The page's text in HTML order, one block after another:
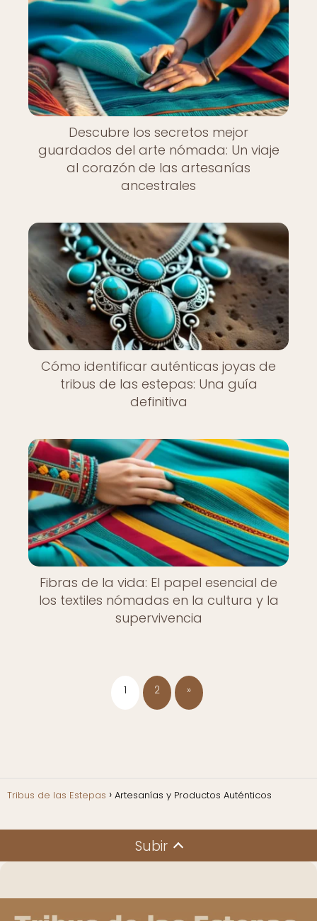
Descubre los secretos mejor
guardados del arte nómada: Un viaje
al corazón de las artesanías
ancestrales
Cómo identificar auténticas joyas de
tribus de las estepas: Una guía
definitiva
Fibras de la vida: El papel esencial de
los textiles nómadas en la cultura y la
supervivencia
1 2 »
Tribus de las Estepas Artesanías y Productos Auténticos
Subir